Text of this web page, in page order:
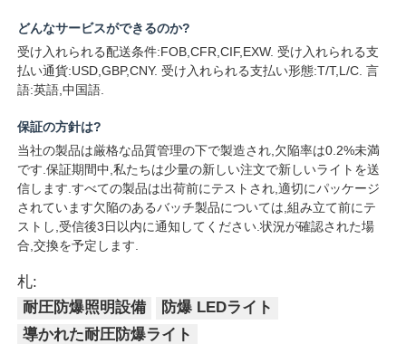
どんなサービスができるのか?
受け入れられる配送条件:FOB,CFR,CIF,EXW. 受け入れられる支
払い通貨:USD,GBP,CNY. 受け入れられる支払い形態:T/T,L/C. 言
語:英語,中国語.
保証の方針は?
当社の製品は厳格な品質管理の下で製造され,欠陥率は0.2%未満
です.保証期間中,私たちは少量の新しい注文で新しいライトを送
信します.すべての製品は出荷前にテストされ,適切にパッケージ
されています欠陥のあるバッチ製品については,組み立て前にテ
ストし,受信後3日以内に通知してください.状況が確認された場
合,交換を予定します.
札:
耐圧防爆照明設備
防爆 LEDライト
導かれた耐圧防爆ライト